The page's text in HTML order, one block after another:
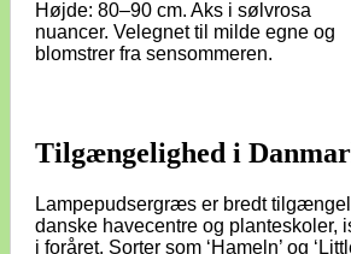
Højde: 80–90 cm. Aks i sølvrosa
nuancer. Velegnet til milde egne og
blomstrer fra sensommeren.
Tilgængelighed i
Lampepudsergræs er bredt
danske havecentre og planteskoler,
i foråret. Sorter som ‘Hameln’ og